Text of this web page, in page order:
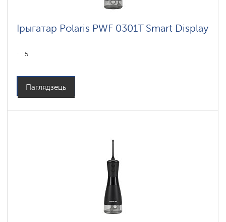
Ірыгатар Polaris PWF 0301T Smart Display
: 5
Паглядзець